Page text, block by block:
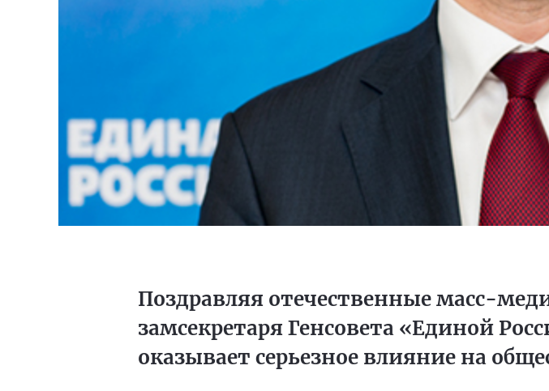
Поздравляя отечественные масс-
замсекретаря Генсовета «Единой
оказывает серьезное влияние на